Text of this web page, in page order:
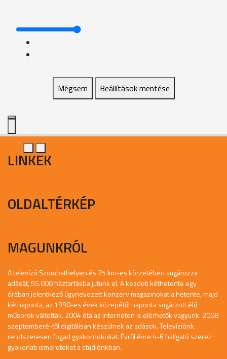
Mégsem Beállítások mentése
LINKEK
OLDALTÉRKÉP
MAGUNKRÓL
A televízó Szombathelyen és 25 km-es körzetében sugározza
adását, 55.000 háztartásba jutunk el. A kezdeti kéthetente egy
órában jelentkező úgynevezett konzerv magazinokat a hetente, majd
kétnaponta, az 1990-es évek közepétől naponta sugárzott élő
műsorok váltották. 2004 óta az interneten is elérhetők vagyunk. 2008
szeptemberé-től digitálisan készülnek az adások. Televíziónk
rendszeresen fogad gyakornokokat. Évről évre 4-6 hallgató szerez
gyakorlati ismereteket a stúdiónkban.